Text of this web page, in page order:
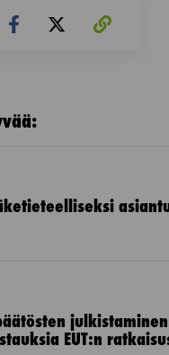
EUT:n